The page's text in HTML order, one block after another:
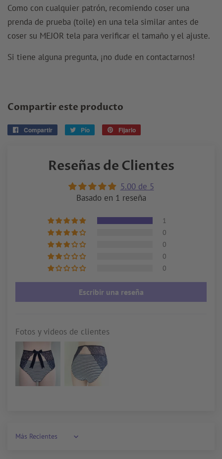
Como con cualquier patrón, recomiendo coser una
prenda de prueba (toile) en una tela similar antes de
coser su MEJOR tela para verificar el tamaño y el ajuste.
Si tiene alguna pregunta, ¡no dude en contactarnos!
Compartir este producto
Compartir
CompartirPío
Tuitear
Fijarlo
Reseñas de Clientes
5.00 de 5
Basado en 1 reseña
1
0
0
0
0
Escribir una reseña
Fotos y videos de clientes
Sort by